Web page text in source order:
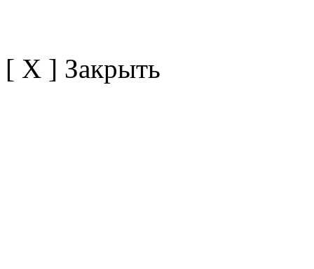
[ X ] Закрыть